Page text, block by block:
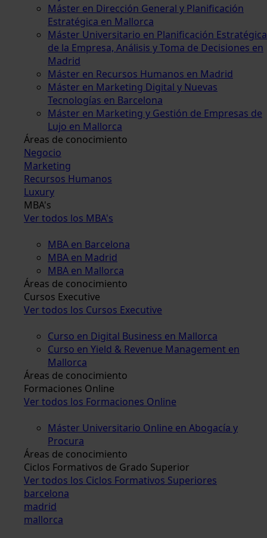
Máster en Dirección General y Planificación
Estratégica en Mallorca
Máster Universitario en Planificación Estratégica
de la Empresa, Análisis y Toma de Decisiones en
Madrid
Máster en Recursos Humanos en Madrid
Máster en Marketing Digital y Nuevas
Tecnologías en Barcelona
Máster en Marketing y Gestión de Empresas de
Lujo en Mallorca
Áreas de conocimiento
Negocio
Marketing
Recursos Humanos
Luxury
MBA's
Ver todos los MBA's
MBA en Barcelona
MBA en Madrid
MBA en Mallorca
Áreas de conocimiento
Cursos Executive
Ver todos los Cursos Executive
Curso en Digital Business en Mallorca
Curso en Yield & Revenue Management en
Mallorca
Áreas de conocimiento
Formaciones Online
Ver todos los Formaciones Online
Máster Universitario Online en Abogacía y
Procura
Áreas de conocimiento
Ciclos Formativos de Grado Superior
Ver todos los Ciclos Formativos Superiores
barcelona
madrid
mallorca